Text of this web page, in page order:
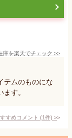
庫を楽天でチェック >>
テムのものにな
す。
すめコメント (1件) >